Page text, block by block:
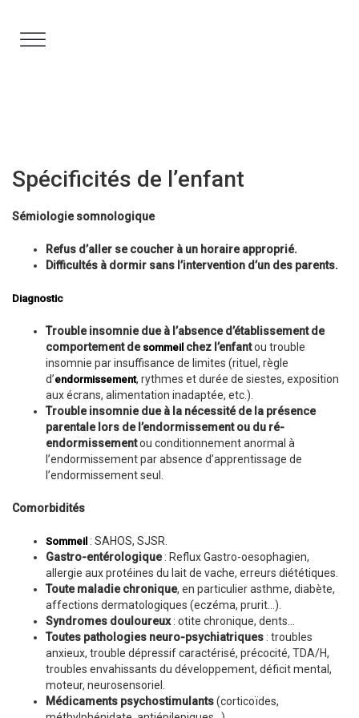
contenu
Spécificités de l’enfant
Sémiologie somnologique
Refus d’aller se coucher à un horaire approprié.
Difficultés à dormir sans l’intervention d’un des parents.
Diagnostic
Trouble insomnie due à l’absence d’établissement de
comportement de sommeil chez l’enfantou trouble
insomnie par insuffisance de limites (rituel, règle
d’endormissement, rythmes et durée de siestes, exposition
aux écrans, alimentation inadaptée, etc.).
Trouble insomnie due à la nécessité de la présence
parentale lors de l’endormissement ou du ré-
endormissementou conditionnement anormal à
l’endormissement par absence d’apprentissage de
l’endormissement seul.
Comorbidités
Sommeil : SAHOS, SJSR.
Gastro-entérologique: Reflux Gastro-oesophagien,
allergie aux protéines du lait de vache, erreurs diététiques.
Toute maladie chronique, en particulier asthme, diabète,
affections dermatologiques (eczéma, prurit…).
Syndromes douloureux: otite chronique, dents…
Toutes pathologies neuro-psychiatriques : troubles
anxieux, trouble dépressif caractérisé, précocité, TDA/H,
troubles envahissants du développement, déficit mental,
moteur, neurosensoriel.
Médicaments psychostimulants(corticoïdes,